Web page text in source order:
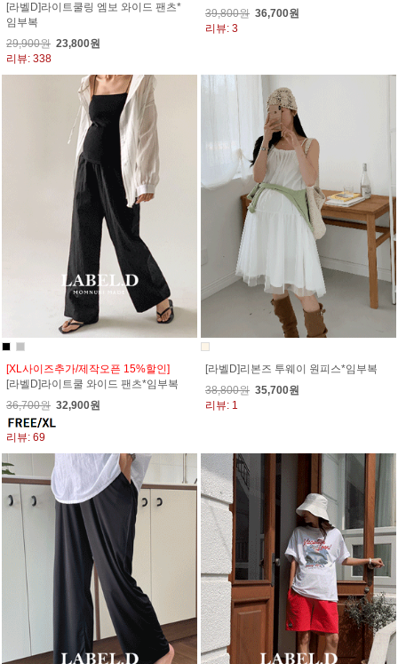
[라벨D]라이트쿨링 엠보 와이드 팬츠*
임부복
29,900원 23,800원
리뷰: 338
39,800원 36,700원
리뷰: 3
[XL사이즈추가/제작오픈 15%할인]
[라벨D]라이트쿨 와이드 팬츠*임부복
36,700원 32,900원
리뷰: 69
[라벨D]리본즈 투웨이 원피스*임부복
38,800원 35,700원
리뷰: 1